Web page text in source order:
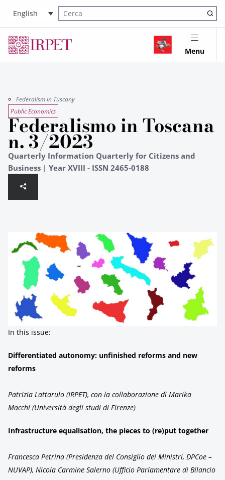
English
Cerca nel sito
Menu
Federalism in Tuscany
Public Economics
Federalismo in Toscana
n. 3/2023
Quarterly Information Quarterly for Citizens and
Business | Year XVIII - ISSN 2465-0188
In this issue:
Differentiated autonomy: unfinished reforms and new
reforms
Patrizia Lattarulo (IRPET), con la collaborazione di Marika
Macchi (Università degli studi di Firenze)
Infrastructure equalisation, the pieces to (re)put together
Francesca Petrina (Presidenza del Consiglio dei Ministri, DPCoe –
NUVAP), Nicola Carmine Salerno (Ufficio Parlamentare di Bilancio